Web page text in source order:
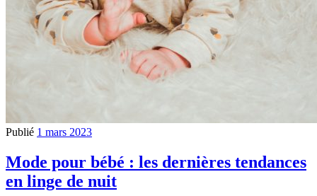
Publié 1 mars 2023
Mode pour bébé : les dernières tendances
en linge de nuit